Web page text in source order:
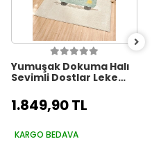
Yumuşak Dokuma Halı
Sevimli Dostlar Leke
Çocuk Odası Genç
Odası Halısı KARNAVAL
1.849,90 TL
KARGO BEDAVA